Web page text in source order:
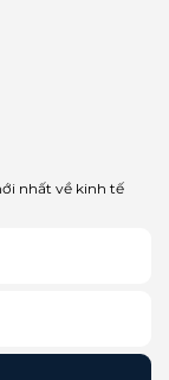
nhất về kinh tế